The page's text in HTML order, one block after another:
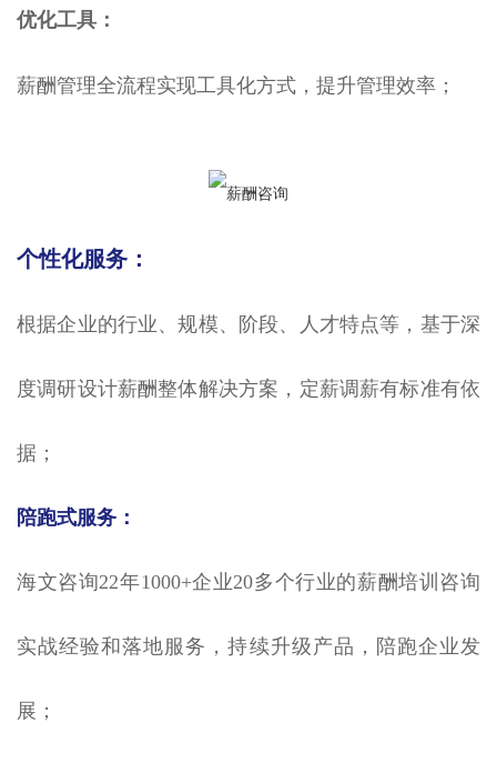
优化工具：
薪酬管理全流程实现工具化方式，提升管理效率；
个性化服务：
根据企业的行业、规模、阶段、人才特点等，基于深
度调研设计薪酬整体解决方案，定薪调薪有标准有依
据；
陪跑式服务：
海文咨询22年1000+企业20多个行业的薪酬培训咨询
实战经验和落地服务，持续升级产品，陪跑企业发
展；